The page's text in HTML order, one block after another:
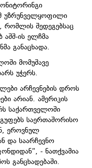
უზრუნველყოფილი
რომლის შედეგებსაც
აშშ-ის ელჩმა
განაცხადა.
მომუშავე
უჭერს.
არჩევნების დროს
არიან. ამერიკის
საქართველოში
საერთაშორისო
ეროვნულ
და საარჩევნო
- ნათქვამია
განცხადებაში.